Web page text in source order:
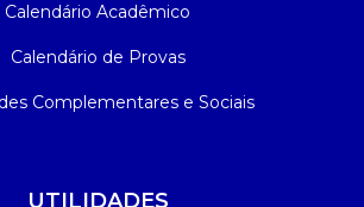
Calendário Acadêmico
Calendário de Provas
Complementares e Sociais
UTILIDADES